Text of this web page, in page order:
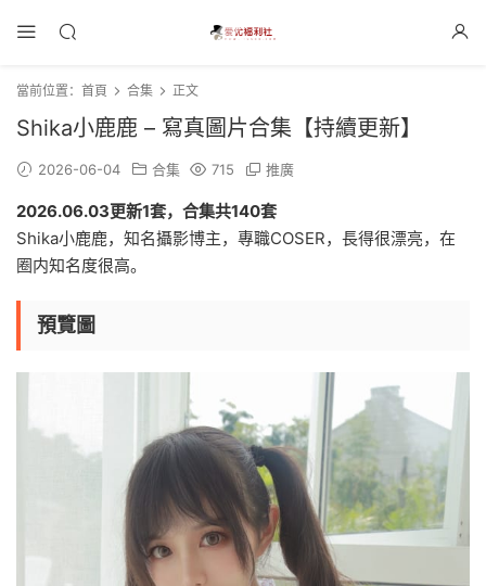
當前位置： 首頁 合集 正文
Shika小鹿鹿 – 寫真圖片合集【持續更新】
2026-06-04 合集 715 推廣
2026.06.03更新1套，合集共140套
Shika小鹿鹿，知名攝影博主，專職COSER，長得很漂亮，在
圈内知名度很高。
預覽圖